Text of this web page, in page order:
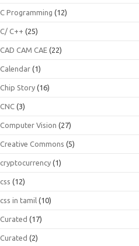
C Programming (12)
C/ C++ (25)
CAD CAM CAE (22)
Calendar (1)
Chip Story (16)
CNC (3)
Computer Vision (27)
Creative Commons (5)
cryptocurrency (1)
css (12)
css in tamil (10)
Curated (17)
Curated (2)